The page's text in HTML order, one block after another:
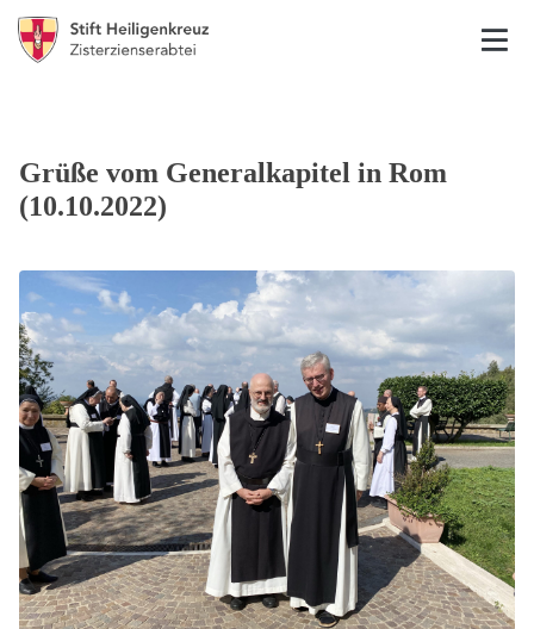
Grüße vom Generalkapitel in Rom
(10.10.2022)